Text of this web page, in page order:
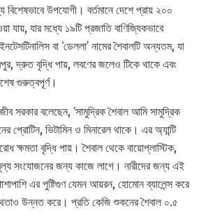
বিশেষভাবে উপযোগী। বর্তমানে দেশে প্রায় ২০০
যায়, যার মধ্যে ১৯টি প্রজাতি বাণিজ্যিকভাবে
বা ‘ডেললা’ নামের শৈবালটি অন্যতম, যা
দ্রুত বৃদ্ধি পায়, লবণের জলেও টিকে থাকে এবং
গুরুত্বপূর্ণ।
সরকার বলেছেন, ‘সামুদ্রিক শৈবাল আমি সামুদ্রিক
প্রোটিন, ভিটামিন ও মিনারেল থাকে। এর অ্যান্টি
ক্ষমতা বৃদ্ধি পায়। শৈবাল থেকে বায়োপ্লাস্টিক,
সংযোজনের জন্য কাজে লাগে। নারীদের জন্য এই
এর পুষ্টিগুণ যেমন আয়রন, হোমোন ব্যালেন্স করে
উন্নত করে। প্রতি কেজি শুকনের শৈবাল ০.৫